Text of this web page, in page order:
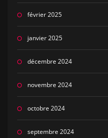
février 2025
janvier 2025
décembre 2024
novembre 2024
octobre 2024
septembre 2024